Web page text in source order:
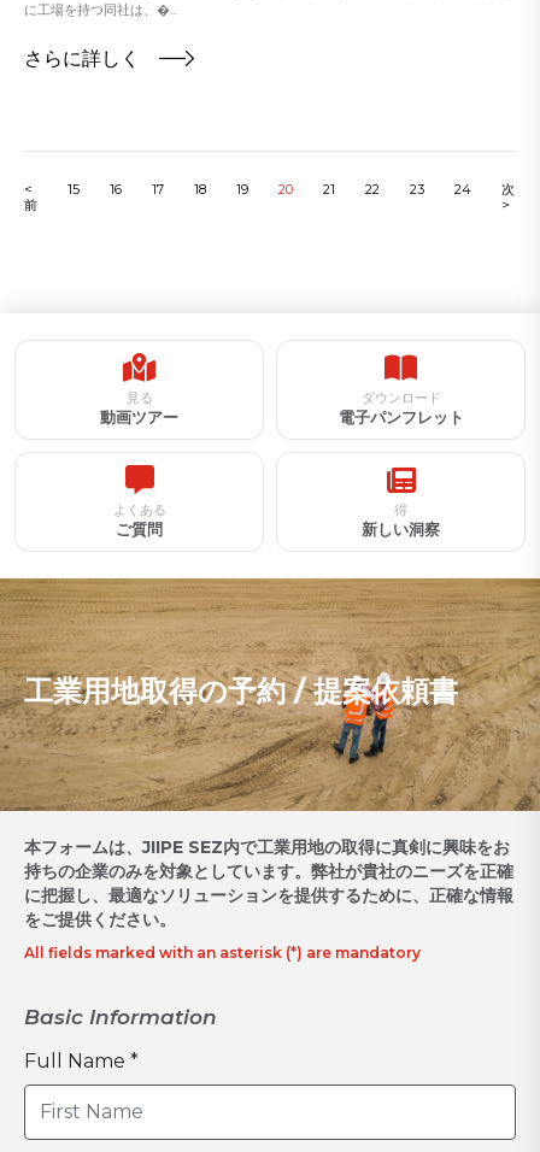
に工場を持つ同社は、�...
さらに詳しく
<
前
15 16 17 18 19 20 21 22 23 24
次
>
見る
動画ツアー
ダウンロード
電子パンフレット
よくある
ご質問
得
新しい洞察
工業用地取得の予約 / 提案依頼書
本フォームは、JIIPE SEZ内で工業用地の取得に真剣に興味をお
持ちの企業のみを対象としています。弊社が貴社のニーズを正確
に把握し、最適なソリューションを提供するために、正確な情報
をご提供ください。
All fields marked with an asterisk (*) are mandatory
Basic Information
Full Name *